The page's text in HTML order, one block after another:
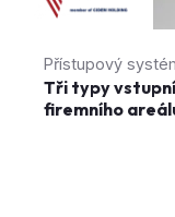
Přístupový
Tři typy
firemního